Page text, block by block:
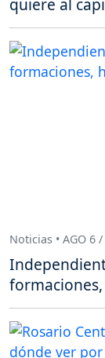
Noticias • AGO 6